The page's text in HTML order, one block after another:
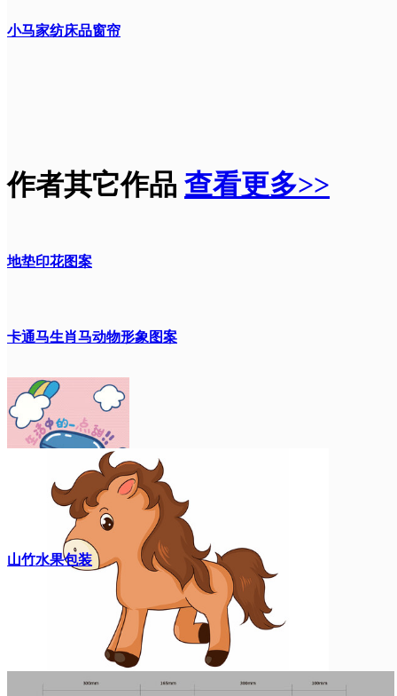
小马家纺床品窗帘
地垫印花图案
作者其它作品 查看更多>>
卡通马生肖马动物形象图案
山竹水果包装